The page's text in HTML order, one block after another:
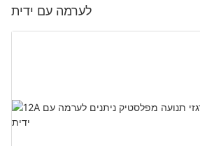
לערמה עם ידית